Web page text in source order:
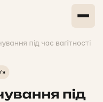
під час вагітності
під